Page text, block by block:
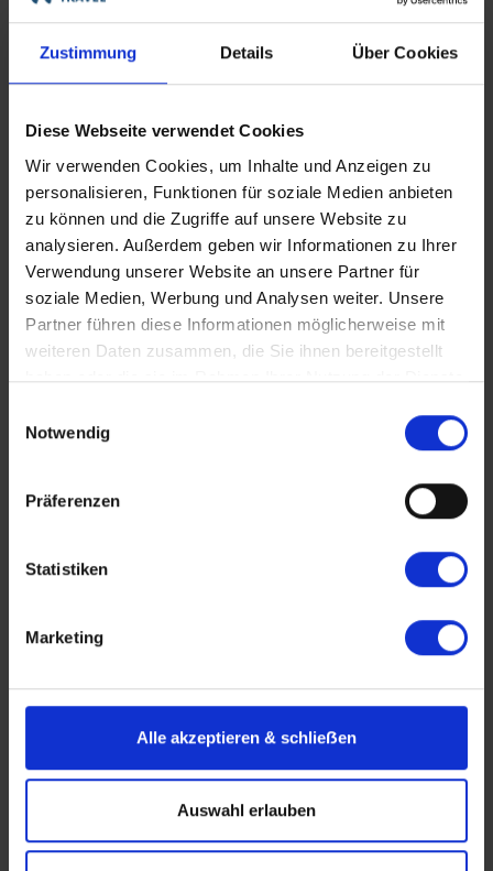
Zustimmung Details Über Cookies
Diese Webseite verwendet Cookies
Wir verwenden Cookies, um Inhalte und Anzeigen zu
personalisieren, Funktionen für soziale Medien anbieten
zu können und die Zugriffe auf unsere Website zu
analysieren. Außerdem geben wir Informationen zu Ihrer
Verwendung unserer Website an unsere Partner für
soziale Medien, Werbung und Analysen weiter. Unsere
Partner führen diese Informationen möglicherweise mit
weiteren Daten zusammen, die Sie ihnen bereitgestellt
haben oder die sie im Rahmen Ihrer Nutzung der Dienste
Notwendig
Präferenzen
Statistiken
Marketing
Alle akzeptieren & schlieẞen
Auswahl erlauben
Themenreisen
Flusskreuzfahrten Deutschland